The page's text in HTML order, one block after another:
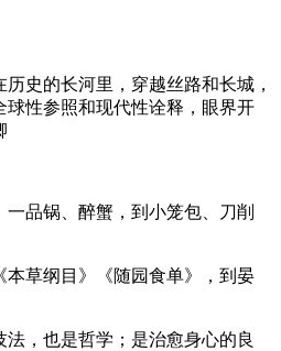
史的长河里，穿越丝路和长城，
性参照和现代性诠释，眼界开
一品锅、醉蟹，到小笼包、刀削
本草纲目》《随园食单》，到晏
，也是哲学；是治愈身心的良